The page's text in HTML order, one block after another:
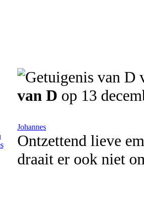
van D op 13
Johannes
Ontzettend lieve
draait er ook niet